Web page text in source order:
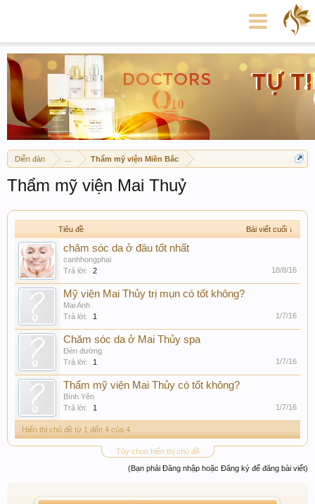
Diễn đàn Thẩm mỹ viện Miền Bắc
Thẩm mỹ viện Mai Thuỷ
Tiêu đề Bài viết cuối ↓
chăm sóc da ở đâu tốt nhất
canhhongphai
Trả lời:
2 18/8/16
Mỹ viện Mai Thủy trị mụn có tốt không?
Mai Anh
Trả lời:
1 1/7/16
Chăm sóc da ở Mai Thủy spa
Đèn đường
Trả lời:
1 1/7/16
Thẩm mỹ viện Mai Thủy có tốt không?
Bình Yên
Trả lời:
1 1/7/16
Hiển thị chủ đề từ 1 đến 4 của 4
Tùy chọn hiển thị chủ đề
(Bạn phải Đăng nhập hoặc Đăng ký để đăng bài viết)